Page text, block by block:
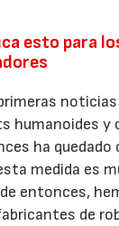
esto para
humanoides y
ha quedado
medida es
entonces,
de